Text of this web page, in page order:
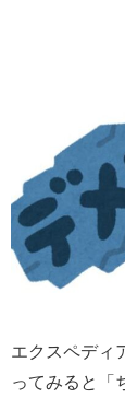
エクスペディ
ってみると「